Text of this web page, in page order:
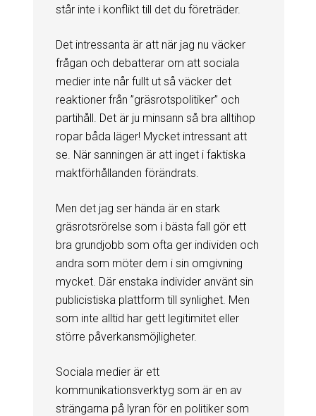
står inte i konflikt till det du företräder.
Det intressanta är att när jag nu väcker
frågan och debatterar om att sociala
medier inte når fullt ut så väcker det
reaktioner från ”gräsrotspolitiker” och
partihåll. Det är ju minsann så bra alltihop
ropar båda läger! Mycket intressant att
se. När sanningen är att inget i faktiska
maktförhållanden förändrats.
Men det jag ser hända är en stark
gräsrotsrörelse som i bästa fall gör ett
bra grundjobb som ofta ger individen och
andra som möter dem i sin omgivning
mycket. Där enstaka individer använt sin
publicistiska plattform till synlighet. Men
som inte alltid har gett legitimitet eller
större påverkansmöjligheter.
Sociala medier är ett
kommunikationsverktyg som är en av
strängarna på lyran för en politiker som